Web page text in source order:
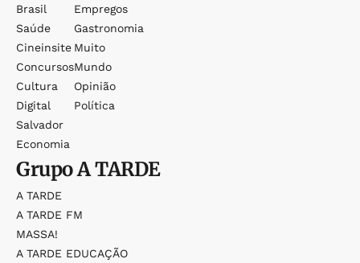
Brasil
Saúde
Cineinsite
Concursos
Cultura
Digital
Salvador
Economia
Empregos
Gastronomia
Muito
Mundo
Opinião
Política
GrupoA TARDE
A TARDE
A TARDE FM
MASSA!
A TARDE EDUCAÇÃO